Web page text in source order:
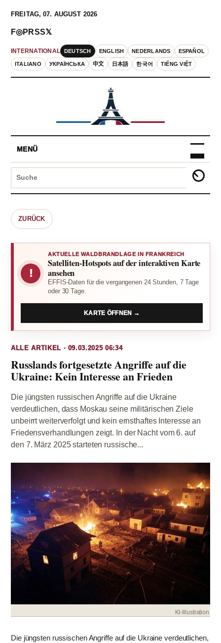
FREITAG, 07. AUGUST 2026
INTERNATIONAL DEUTSCH ENGLISH NEDERLANDS ESPAÑOL
ITALIANO УКРАЇНСЬКА 中文 日本語 한국어 TIẾNG VIỆT
F◎PRSS𝕏
MENÜ
ZURÜCK
!
AKTUELLE WALDBRANDLAGE IN FRANKREICH
Satelliten-Hotspots auf der interaktiven Karte
ansehen
EFFIS-Daten für die vergangenen 24 Stunden, 7 Tage
oder 30 Tage.
KARTE ÖFFNEN →
ALLE ARTIKEL · 09.03.2025 06:34
Russlands fortgesetzte Angriffe auf die
Ukraine: Kein Interesse an Frieden
Die jüngsten russischen Angriffe auf die Ukraine
verdeutlichen, dass Moskau seine militärischen Ziele
unbeirrt weiterverfolgt und kein ernsthaftes Interesse an
Friedensverhandlungen zeigt. In der Nacht vom 6. auf
den 7. März 2025 starteten russische...
KI-Illustration
Die jüngsten russischen Angriffe auf die Ukraine verdeutlichen,